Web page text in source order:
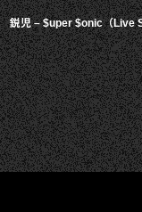
鋭児 – $uper $onic（Live